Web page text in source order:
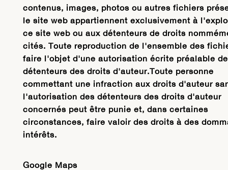
contenus, images, photos ou autres fichiers
le site web appartiennent exclusivement à
ce site web ou aux détenteurs de droits
cités. Toute reproduction de l'ensemble des
faire l'objet d'une autorisation écrite préalable
détenteurs des droits d'auteur.Toute personne
commettant une infraction aux droits d'auteur
l'autorisation des détenteurs des droits d'auteur
concernés peut être punie et, dans certaines
circonstances, faire valoir des droits à des
intérêts.
Google Maps